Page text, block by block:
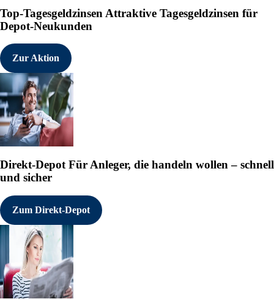
Top-Tagesgeldzinsen Attraktive Tagesgeldzinsen für
Depot-Neukunden
Zur Aktion
Direkt-Depot Für Anleger, die handeln wollen – schnell
und sicher
Zum Direkt-Depot